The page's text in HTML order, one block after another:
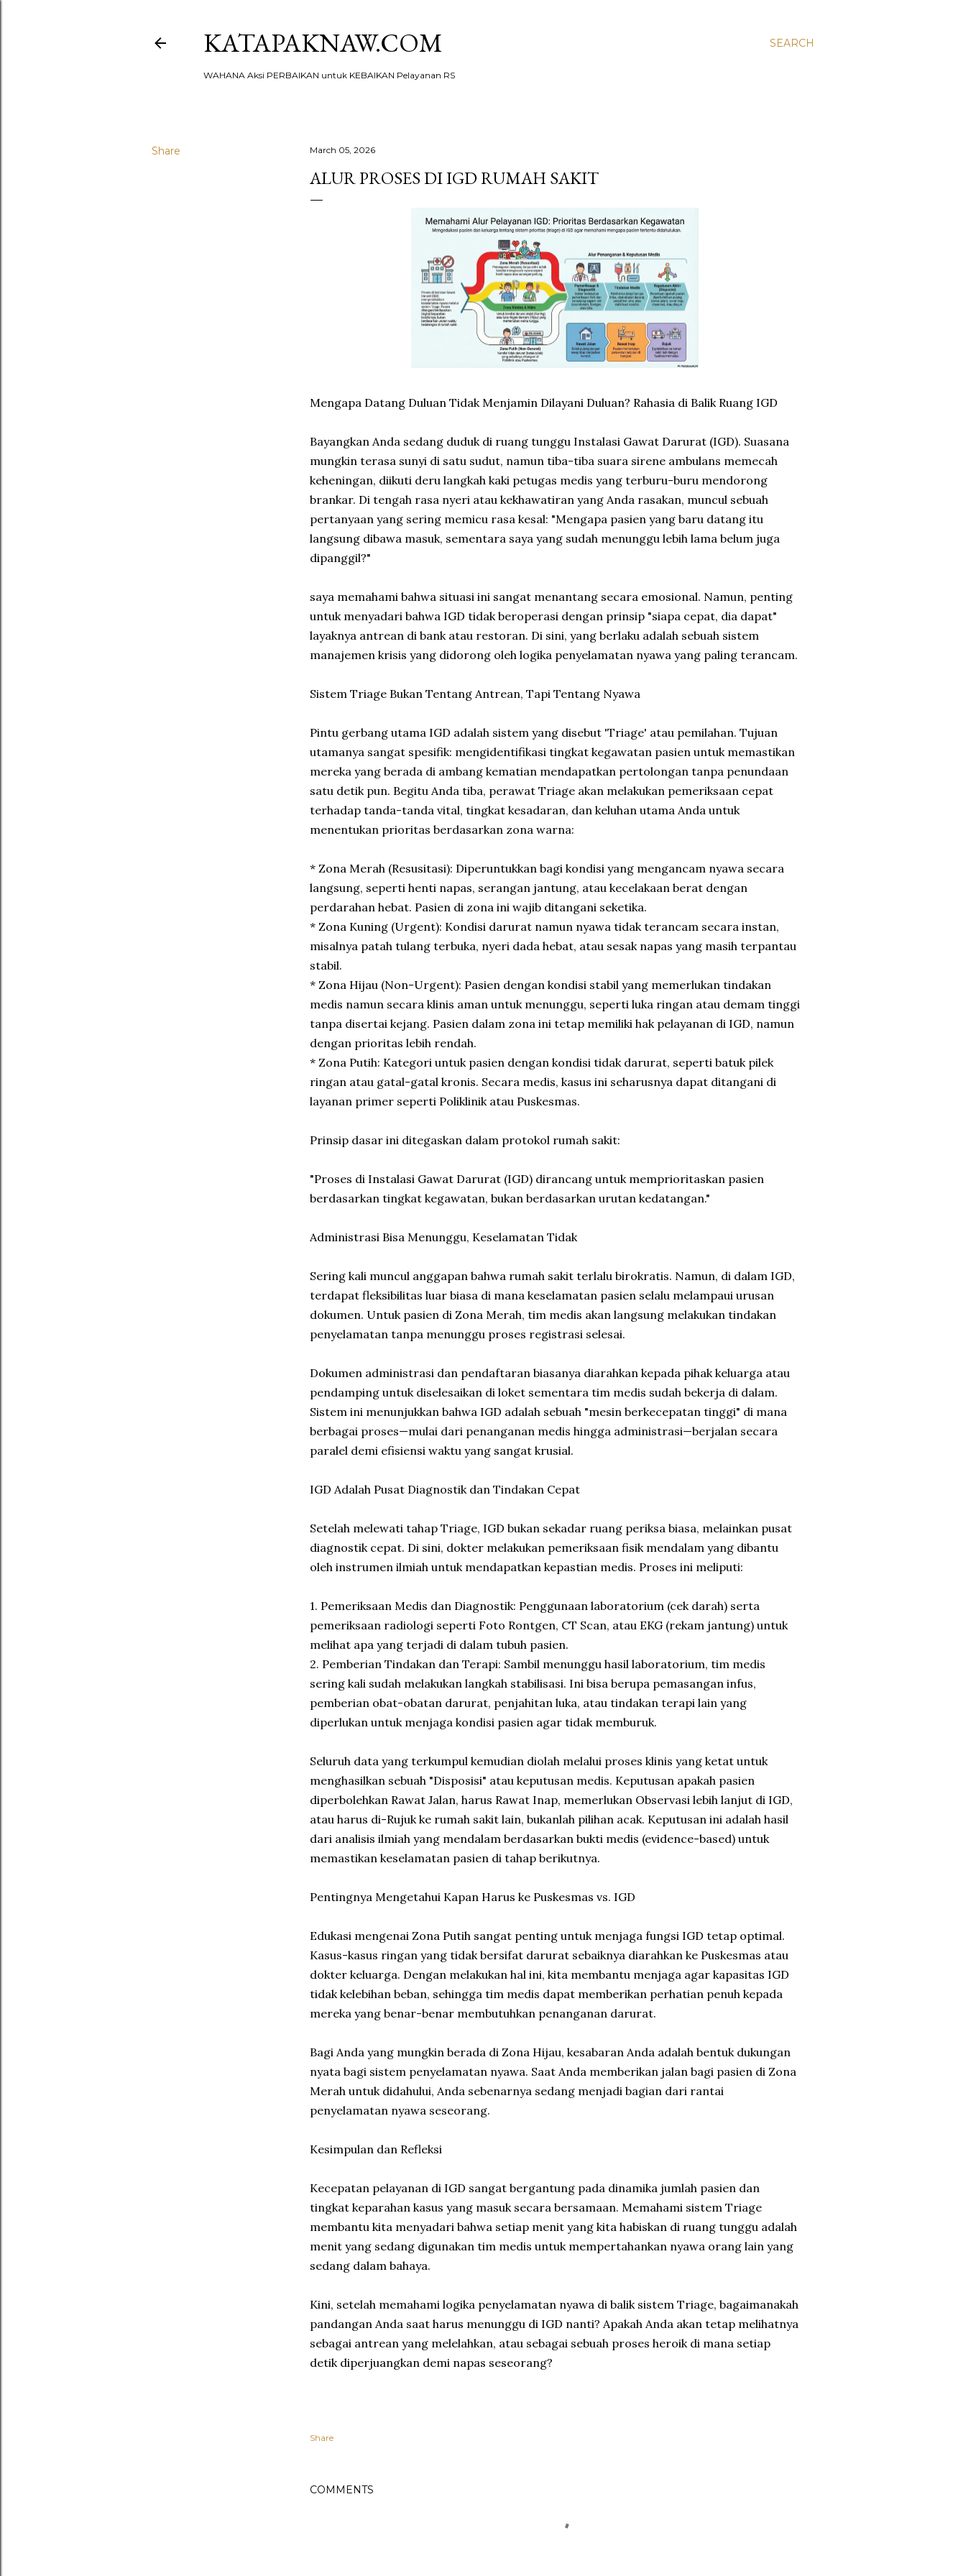
SEARCH
KATAPAKNAW.COM
WAHANA Aksi PERBAIKAN untuk KEBAIKAN Pelayanan RS
Share March 05, 2026
ALUR PROSES DI IGD RUMAH SAKIT
Mengapa Datang Duluan Tidak Menjamin Dilayani Duluan? Rahasia di Balik Ruang IGD
Bayangkan Anda sedang duduk di ruang tunggu Instalasi Gawat Darurat (IGD). Suasana
mungkin terasa sunyi di satu sudut, namun tiba-tiba suara sirene ambulans memecah
keheningan, diikuti deru langkah kaki petugas medis yang terburu-buru mendorong
brankar. Di tengah rasa nyeri atau kekhawatiran yang Anda rasakan, muncul sebuah
pertanyaan yang sering memicu rasa kesal: "Mengapa pasien yang baru datang itu
langsung dibawa masuk, sementara saya yang sudah menunggu lebih lama belum juga
dipanggil?"
saya memahami bahwa situasi ini sangat menantang secara emosional. Namun, penting
untuk menyadari bahwa IGD tidak beroperasi dengan prinsip "siapa cepat, dia dapat"
layaknya antrean di bank atau restoran. Di sini, yang berlaku adalah sebuah sistem
manajemen krisis yang didorong oleh logika penyelamatan nyawa yang paling terancam.
Sistem Triage Bukan Tentang Antrean, Tapi Tentang Nyawa
Pintu gerbang utama IGD adalah sistem yang disebut 'Triage' atau pemilahan. Tujuan
utamanya sangat spesifik: mengidentifikasi tingkat kegawatan pasien untuk memastikan
mereka yang berada di ambang kematian mendapatkan pertolongan tanpa penundaan
satu detik pun. Begitu Anda tiba, perawat Triage akan melakukan pemeriksaan cepat
terhadap tanda-tanda vital, tingkat kesadaran, dan keluhan utama Anda untuk
menentukan prioritas berdasarkan zona warna:
* Zona Merah (Resusitasi): Diperuntukkan bagi kondisi yang mengancam nyawa secara
langsung, seperti henti napas, serangan jantung, atau kecelakaan berat dengan
perdarahan hebat. Pasien di zona ini wajib ditangani seketika.
* Zona Kuning (Urgent): Kondisi darurat namun nyawa tidak terancam secara instan,
misalnya patah tulang terbuka, nyeri dada hebat, atau sesak napas yang masih terpantau
stabil.
* Zona Hijau (Non-Urgent): Pasien dengan kondisi stabil yang memerlukan tindakan
medis namun secara klinis aman untuk menunggu, seperti luka ringan atau demam tinggi
tanpa disertai kejang. Pasien dalam zona ini tetap memiliki hak pelayanan di IGD, namun
dengan prioritas lebih rendah.
* Zona Putih: Kategori untuk pasien dengan kondisi tidak darurat, seperti batuk pilek
ringan atau gatal-gatal kronis. Secara medis, kasus ini seharusnya dapat ditangani di
layanan primer seperti Poliklinik atau Puskesmas.
Prinsip dasar ini ditegaskan dalam protokol rumah sakit:
"Proses di Instalasi Gawat Darurat (IGD) dirancang untuk memprioritaskan pasien
berdasarkan tingkat kegawatan, bukan berdasarkan urutan kedatangan."
Administrasi Bisa Menunggu, Keselamatan Tidak
Sering kali muncul anggapan bahwa rumah sakit terlalu birokratis. Namun, di dalam IGD,
terdapat fleksibilitas luar biasa di mana keselamatan pasien selalu melampaui urusan
dokumen. Untuk pasien di Zona Merah, tim medis akan langsung melakukan tindakan
penyelamatan tanpa menunggu proses registrasi selesai.
Dokumen administrasi dan pendaftaran biasanya diarahkan kepada pihak keluarga atau
pendamping untuk diselesaikan di loket sementara tim medis sudah bekerja di dalam.
Sistem ini menunjukkan bahwa IGD adalah sebuah "mesin berkecepatan tinggi" di mana
berbagai proses—mulai dari penanganan medis hingga administrasi—berjalan secara
paralel demi efisiensi waktu yang sangat krusial.
IGD Adalah Pusat Diagnostik dan Tindakan Cepat
Setelah melewati tahap Triage, IGD bukan sekadar ruang periksa biasa, melainkan pusat
diagnostik cepat. Di sini, dokter melakukan pemeriksaan fisik mendalam yang dibantu
oleh instrumen ilmiah untuk mendapatkan kepastian medis. Proses ini meliputi:
1. Pemeriksaan Medis dan Diagnostik: Penggunaan laboratorium (cek darah) serta
pemeriksaan radiologi seperti Foto Rontgen, CT Scan, atau EKG (rekam jantung) untuk
melihat apa yang terjadi di dalam tubuh pasien.
2. Pemberian Tindakan dan Terapi: Sambil menunggu hasil laboratorium, tim medis
sering kali sudah melakukan langkah stabilisasi. Ini bisa berupa pemasangan infus,
pemberian obat-obatan darurat, penjahitan luka, atau tindakan terapi lain yang
diperlukan untuk menjaga kondisi pasien agar tidak memburuk.
Seluruh data yang terkumpul kemudian diolah melalui proses klinis yang ketat untuk
menghasilkan sebuah "Disposisi" atau keputusan medis. Keputusan apakah pasien
diperbolehkan Rawat Jalan, harus Rawat Inap, memerlukan Observasi lebih lanjut di IGD,
atau harus di-Rujuk ke rumah sakit lain, bukanlah pilihan acak. Keputusan ini adalah hasil
dari analisis ilmiah yang mendalam berdasarkan bukti medis (evidence-based) untuk
memastikan keselamatan pasien di tahap berikutnya.
Pentingnya Mengetahui Kapan Harus ke Puskesmas vs. IGD
Edukasi mengenai Zona Putih sangat penting untuk menjaga fungsi IGD tetap optimal.
Kasus-kasus ringan yang tidak bersifat darurat sebaiknya diarahkan ke Puskesmas atau
dokter keluarga. Dengan melakukan hal ini, kita membantu menjaga agar kapasitas IGD
tidak kelebihan beban, sehingga tim medis dapat memberikan perhatian penuh kepada
mereka yang benar-benar membutuhkan penanganan darurat.
Bagi Anda yang mungkin berada di Zona Hijau, kesabaran Anda adalah bentuk dukungan
nyata bagi sistem penyelamatan nyawa. Saat Anda memberikan jalan bagi pasien di Zona
Merah untuk didahului, Anda sebenarnya sedang menjadi bagian dari rantai
penyelamatan nyawa seseorang.
Kesimpulan dan Refleksi
Kecepatan pelayanan di IGD sangat bergantung pada dinamika jumlah pasien dan
tingkat keparahan kasus yang masuk secara bersamaan. Memahami sistem Triage
membantu kita menyadari bahwa setiap menit yang kita habiskan di ruang tunggu adalah
menit yang sedang digunakan tim medis untuk mempertahankan nyawa orang lain yang
sedang dalam bahaya.
Kini, setelah memahami logika penyelamatan nyawa di balik sistem Triage, bagaimanakah
pandangan Anda saat harus menunggu di IGD nanti? Apakah Anda akan tetap melihatnya
sebagai antrean yang melelahkan, atau sebagai sebuah proses heroik di mana setiap
detik diperjuangkan demi napas seseorang?
Share
COMMENTS